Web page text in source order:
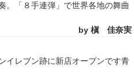
。「８手連弾」で世界各地の舞曲
by 槇 佳奈実
イレブン跡に新店オープンです青